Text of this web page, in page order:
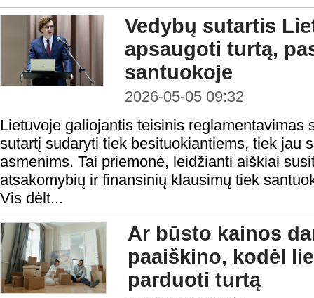
Vedybų sutartis
apsaugoti turtą,
santuokoje
2026-05-05 09:32
Lietuvoje galiojantis teisinis reglamentavimas
sutartį sudaryti tiek besituokiantiems, tiek jau
asmenims. Tai priemonė, leidžianti aiškiai
atsakomybių ir finansinių klausimų tiek
Vis dėlt...
Ar būsto kainos
paaiškino, kodėl
parduoti turtą